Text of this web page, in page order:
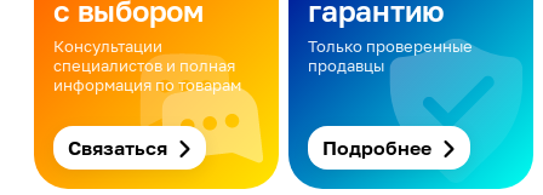
с выбором
Консультации
специалистов и полная
информация по товарам
Связаться
гарантию
Только проверенные
продавцы
Подробнее